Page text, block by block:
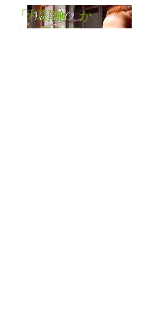
「和顔施」か
ら「香和顔